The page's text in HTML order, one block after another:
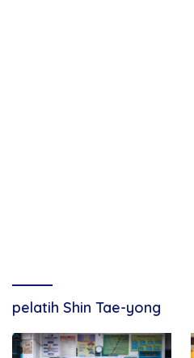
pelatih Shin Tae-yong